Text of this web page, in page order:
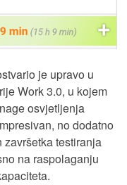
je upravo u
Work 3.0, u kojem
osvjetljenja
no dodatno
testiranja
na raspolaganju